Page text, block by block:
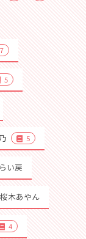
5
5
い戻
桜木あやん
4